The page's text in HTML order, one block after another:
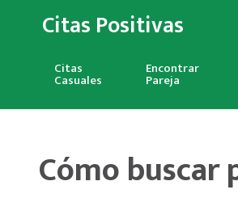
Citas Positivas
Citas
Casuales
Encontrar
Pareja
Cómo